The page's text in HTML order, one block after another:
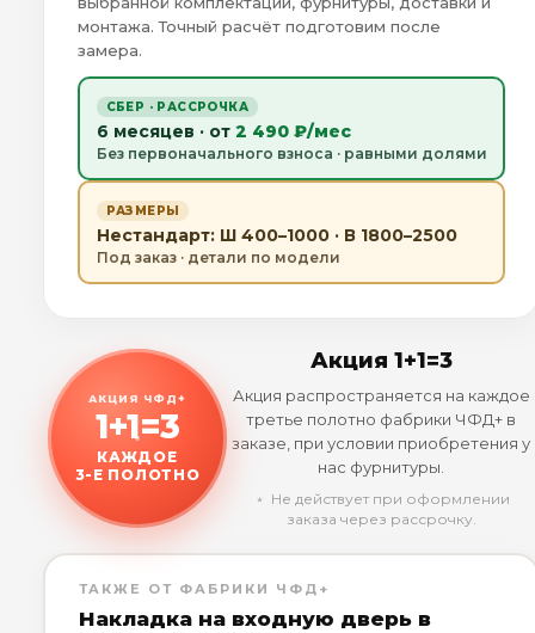
монтажа. Точный расчёт подготовим после
замера.
СБЕР · РАССРОЧКА
6 месяцев · от 2 490 ₽/мес
Без первоначального взноса · равными долями
РАЗМЕРЫ
Нестандарт: Ш 400–1000 · В 1800–2500
Под заказ · детали по модели
АКЦИЯ ЧФД+
1+1=3
КАЖДОЕ
3-Е ПОЛОТНО
Акция 1+1=3
Акция распространяется на каждое
третье полотно фабрики ЧФД+ в
заказе, при условии приобретения у
нас фурнитуры.
﹡ Не действует при оформлении
заказа через рассрочку.
ТАКЖЕ ОТ ФАБРИКИ ЧФД+
Накладка на входную дверь в